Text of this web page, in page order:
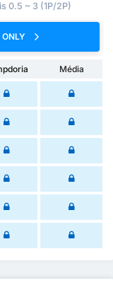
0.5 ~ 3 (1P/2P)
Média